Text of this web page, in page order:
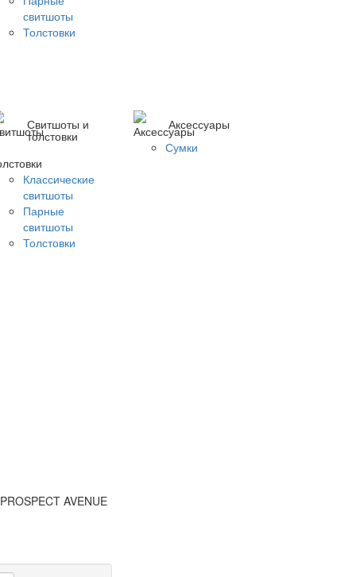
свитшоты
Толстовки
Свитшоты и
толстовки
Классические
свитшоты
Парные
свитшоты
Толстовки
Аксессуары
Сумки
AVENUE